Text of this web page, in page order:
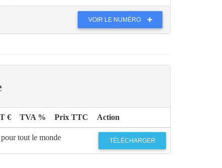
VOIR LE NUMÉRO
€ TVA % Prix TTC Action
tout le monde TÉLÉCHARGER